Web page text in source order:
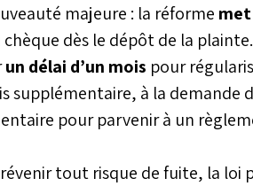
majeure : la réforme
dès le dépôt de la
un délai d’un mois pour
supplémentaire, à la
pour parvenir à un
tout risque de fuite, la loi